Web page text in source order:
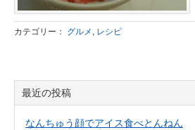
カテゴリー： グルメ , レシピ
最近の投稿
なんちゅう顔でアイス食べとんねん